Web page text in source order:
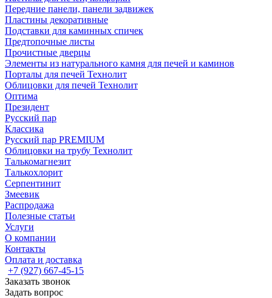
Передние панели, панели задвижек
Пластины декоративные
Подставки для каминных спичек
Предтопочные листы
Прочистные дверцы
Элементы из натурального камня для печей и каминов
Порталы для печей Технолит
Облицовки для печей Технолит
Оптима
Президент
Русский пар
Классика
Русский пар PREMIUM
Облицовки на трубу Технолит
Талькомагнезит
Талькохлорит
Серпентинит
Змеевик
Распродажа
Полезные статьи
Услуги
О компании
Контакты
Оплата и доставка
+7 (927) 667-45-15
Заказать звонок
Задать вопрос